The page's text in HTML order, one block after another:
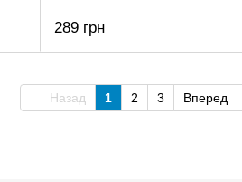
289 грн
Назад 1 2 3 Вперед